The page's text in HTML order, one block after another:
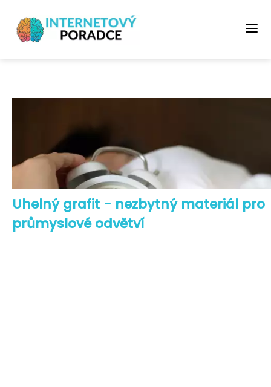
Uhelný grafit - nezbytný materiál pro
průmyslové odvětví